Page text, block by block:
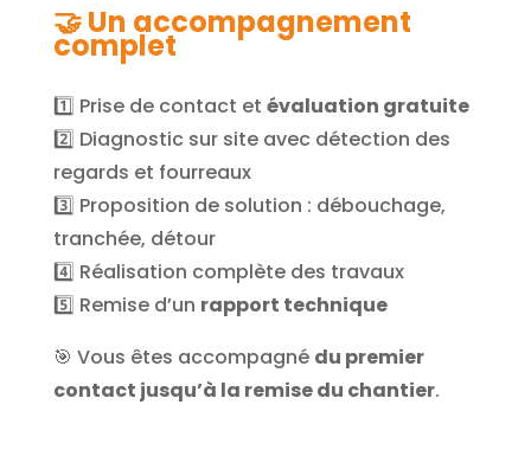
🤝 Un accompagnement
complet
1️⃣ Prise de contact et évaluation gratuite
2️⃣ Diagnostic sur site avec détection des
regards et fourreaux
3️⃣ Proposition de solution : débouchage,
tranchée, détour
4️⃣ Réalisation complète des travaux
5️⃣ Remise d’un rapport technique
🎯 Vous êtes accompagné du premier
contact jusqu’à la remise du chantier.